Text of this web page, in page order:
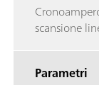
scansione
Parametri